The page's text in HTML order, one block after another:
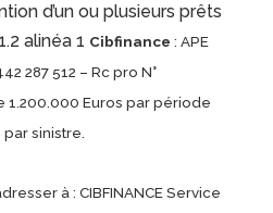
d’un ou plusieurs prêts
alinéa 1 Cibfinance: APE
287 512 – Rc pro N°
1.200.000 Euros par période
sinistre.
à : CIBFINANCE Service